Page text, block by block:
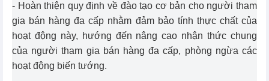
- Hoàn thiện quy định về đào tạo cơ bản cho người tham
gia bán hàng đa cấp nhằm đảm bảo tính thực chất của
hoạt động này, hướng đến nâng cao nhận thức chung
của người tham gia bán hàng đa cấp, phòng ngừa các
hoạt động biến tướng.